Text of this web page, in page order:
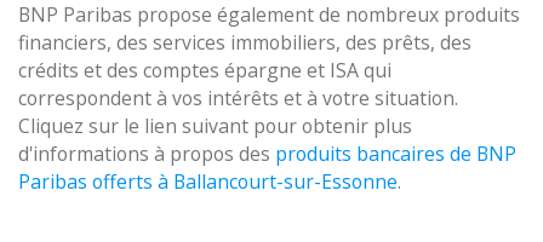
BNP Paribas propose également de nombreux produits
financiers, des services immobiliers, des prêts, des
crédits et des comptes épargne et ISA qui
correspondent à vos intérêts et à votre situation.
Cliquez sur le lien suivant pour obtenir plus
d'informations à propos des produits bancaires de BNP
Paribas offerts à Ballancourt-sur-Essonne.